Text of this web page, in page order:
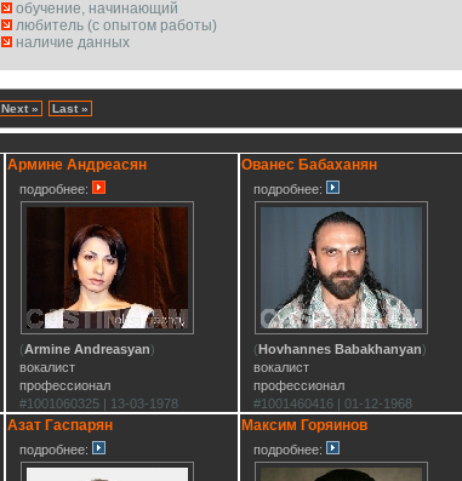
обучение, начинающий
любитель (с опытом работы)
наличие данных
Next » Last »
Армине Андреасян
подробнее:
(Armine Andreasyan)
вокалист
профессионал
#1001060325 | 13-03-1978
Ованес Бабаханян
подробнее:
(Hovhannes Babakhanyan)
вокалист
профессионал
#1001460416 | 01-12-1968
Азат Гаспарян
подробнее:
Максим Горяинов
подробнее: